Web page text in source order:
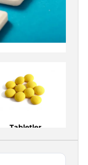
Tabletler
Tabletler